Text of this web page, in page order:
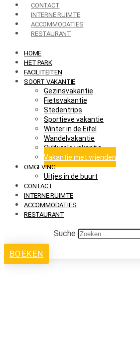
CONTACT
INTERNE RUIMTE
ACCOMMODATIES
RESTAURANT
HOME
HET PARK
FACILITEITEN
SOORT VAKANTIE
Gezinsvakantie
Fietsvakantie
Stedentrips
Sportieve vakantie
Winter in de Eifel
Wandelvakantie
Culturele vakantie
Vakantie met vrienden
OMGEVING
Uitjes in de buurt
CONTACT
INTERNE RUIMTE
ACCOMMODATIES
RESTAURANT
Suche
BOEKEN